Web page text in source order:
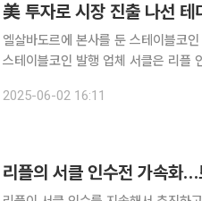
엘살바도르에 본사를 둔 스테이블코
스테이블코인 발행 업체 서클은 리플
식과 미국 증권거래위원회(SEC)가
2025-06-02 16:11